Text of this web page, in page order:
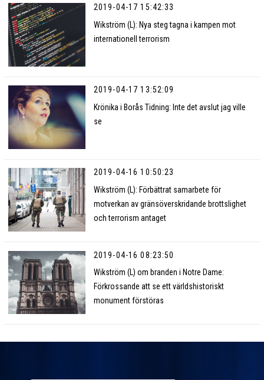
2019-04-17 15:42:33
Wikström (L): Nya steg tagna i kampen mot
internationell terrorism
2019-04-17 13:52:09
Krönika i Borås Tidning: Inte det avslut jag ville
se
2019-04-16 10:50:23
Wikström (L): Förbättrat samarbete för
motverkan av gränsöverskridande brottslighet
och terrorism antaget
2019-04-16 08:23:50
Wikström (L) om branden i Notre Dame:
Förkrossande att se ett världshistoriskt
monument förstöras